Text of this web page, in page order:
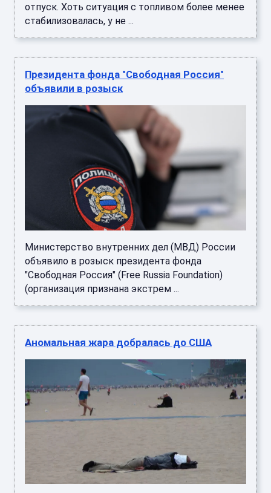
отпуск. Хоть ситуация с топливом более менее
стабилизовалась, у не ...
Президента фонда "Свободная Россия"
объявили в розыск
Министерство внутренних дел (МВД) России
объявило в розыск президента фонда
"Свободная Россия" (Free Russia Foundation)
(организация признана экстрем ...
Аномальная жара добралась до США